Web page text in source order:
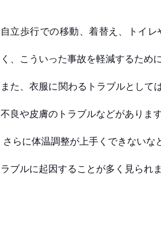
自立歩行での移動、着替え、トイ
く、こういった事故を軽減するため
また、衣服に関わるトラブルとして
不良や皮膚のトラブルなどがあります
ラブルに起因することが多く見られま